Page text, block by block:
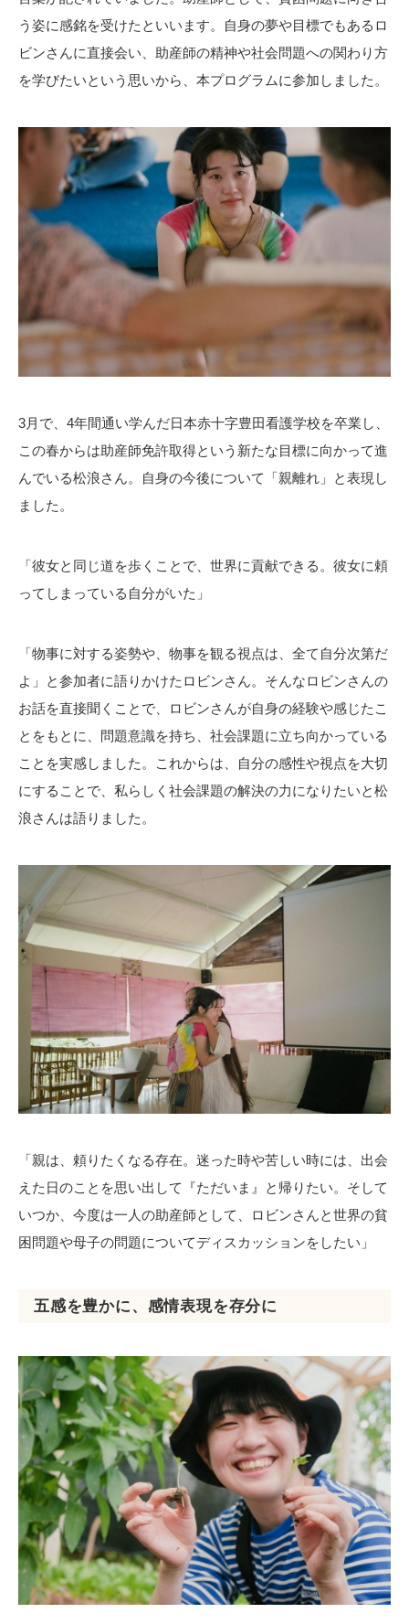
う姿に感銘を受けたといいます。自身の夢や目標でもあるロ
ビンさんに直接会い、助産師の精神や社会問題への関わり方
を学びたいという思いから、本プログラムに参加しました。
3月で、4年間通い学んだ日本赤十字豊田看護学校を卒業し、
この春からは助産師免許取得という新たな目標に向かって進
んでいる松浪さん。自身の今後について「親離れ」と表現し
ました。
「彼女と同じ道を歩くことで、世界に貢献できる。彼女に頼
ってしまっている自分がいた」
「物事に対する姿勢や、物事を観る視点は、全て自分次第だ
よ」と参加者に語りかけたロビンさん。そんなロビンさんの
お話を直接聞くことで、ロビンさんが自身の経験や感じたこ
とをもとに、問題意識を持ち、社会課題に立ち向かっている
ことを実感しました。これからは、自分の感性や視点を大切
にすることで、私らしく社会課題の解決の力になりたいと松
浪さんは語りました。
「親は、頼りたくなる存在。迷った時や苦しい時には、出会
えた日のことを思い出して『ただいま』と帰りたい。そして
いつか、今度は一人の助産師として、ロビンさんと世界の貧
困問題や母子の問題についてディスカッションをしたい」
五感を豊かに、感情表現を存分に